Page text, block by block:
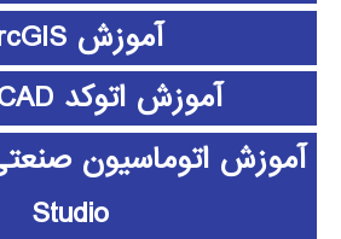
آموزش ArcGIS
آموزش اتوکد AUTOCAD
Studio